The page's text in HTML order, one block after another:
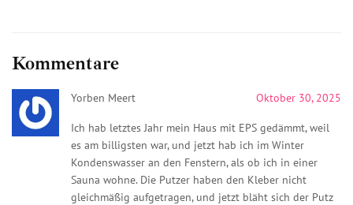
Kommentare
Yorben Meert Oktober 30, 2025
Ich hab letztes Jahr mein Haus mit EPS gedämmt, weil
es am billigsten war, und jetzt hab ich im Winter
Kondenswasser an den Fenstern, als ob ich in einer
Sauna wohne. Die Putzer haben den Kleber nicht
gleichmäßig aufgetragen, und jetzt bläht sich der Putz